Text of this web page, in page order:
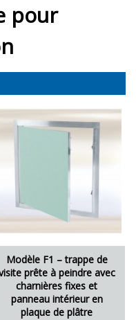
pour
Modèle F1 – trappe de
prête à peindre avec
charnières fixes et
panneau intérieur en
plaque de plâtre